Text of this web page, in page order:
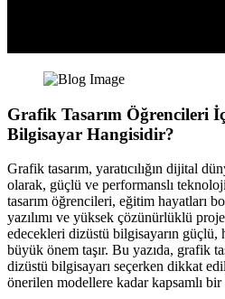
Grafik Tasarım Öğrencileri
Bilgisayar Hangisidir?
Grafik tasarım, yaratıcılığın dijital
olarak, güçlü ve performanslı
tasarım öğrencileri, eğitim hayatları
yazılımı ve yüksek çözünürlüklü
edecekleri dizüstü bilgisayarın güçlü,
büyük önem taşır. Bu yazıda, grafik
dizüstü bilgisayarı seçerken dikkat
önerilen modellere kadar kapsamlı bir